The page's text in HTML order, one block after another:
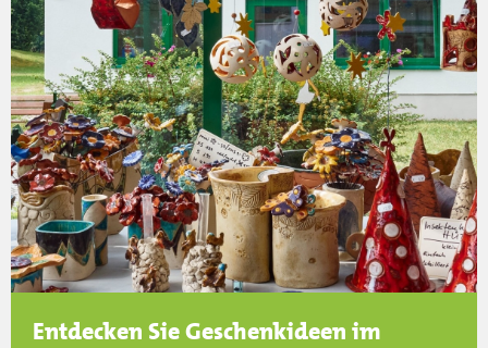
Entdecken Sie Geschenkideen im